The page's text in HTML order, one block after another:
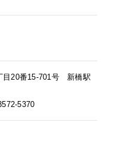
目20番15-701号 新橋駅
5370